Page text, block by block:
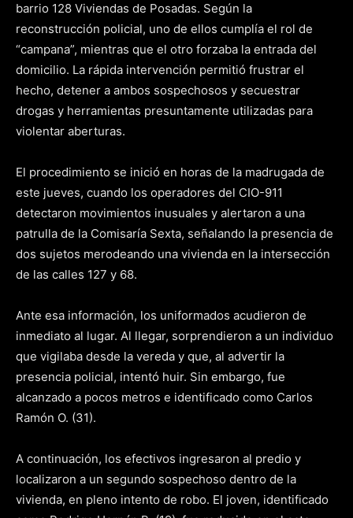
barrio 128 Viviendas de Posadas. Según la
reconstrucción policial, uno de ellos cumplía el rol de
“campana”, mientras que el otro forzaba la entrada del
domicilio. La rápida intervención permitió frustrar el
hecho, detener a ambos sospechosos y secuestrar
drogas y herramientas presuntamente utilizadas para
violentar aberturas.
El procedimiento se inició en horas de la madrugada de
este jueves, cuando los operadores del CIO-911
detectaron movimientos inusuales y alertaron a una
patrulla de la Comisaría Sexta, señalando la presencia de
dos sujetos merodeando una vivienda en la intersección
de las calles 127 y 68.
Ante esa información, los uniformados acudieron de
inmediato al lugar. Al llegar, sorprendieron a un individuo
que vigilaba desde la vereda y que, al advertir la
presencia policial, intentó huir. Sin embargo, fue
alcanzado a pocos metros e identificado como Carlos
Ramón O. (31).
A continuación, los efectivos ingresaron al predio y
localizaron a un segundo sospechoso dentro de la
vivienda, en pleno intento de robo. El joven, identificado